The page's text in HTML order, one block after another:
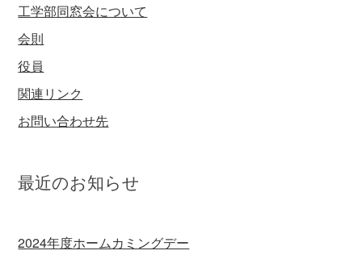
工学部同窓会について
会則
役員
関連リンク
お問い合わせ先
最近のお知らせ
2024年度ホームカミングデー